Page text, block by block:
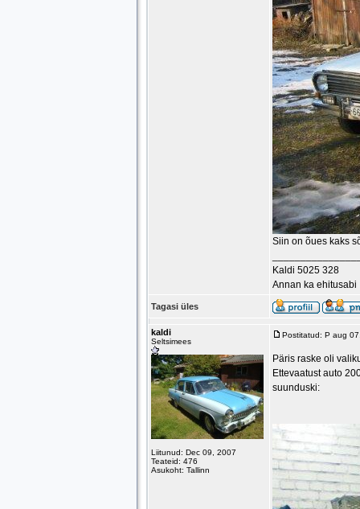
Siin on õues kaks
Kaldi 5025 328
Annan ka ehitusabi
Tagasi üles
kaldi
Seltsimees
Liitunud: Dec 09, 2007
Teateid: 476
Asukoht: Tallinn
Postitatud: P aug
Päris raske oli
Ettevaatust auto
suunduski: